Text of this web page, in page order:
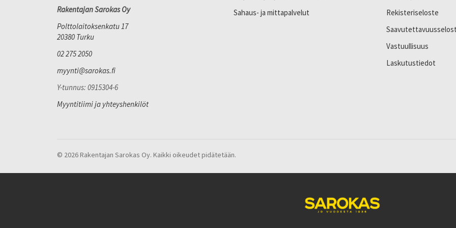
Rakentajan Sarokas Oy
Polttolaitoksenkatu 17
20380 Turku
02 275 2050
myynti@sarokas.fi
Y-tunnus: 0915304-6
Myyntitiimi ja yhteyshenkilöt
Sahaus- ja mittapalvelut
Rekisteriseloste
Vastuullisuus
Laskutustiedot
© 2026 Rakentajan Sarokas Oy. Kaikki oikeudet pidätetään.